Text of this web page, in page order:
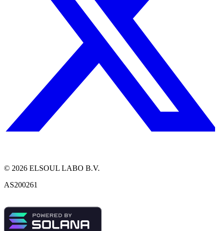
© 2026 ELSOUL LABO B.V.
AS200261